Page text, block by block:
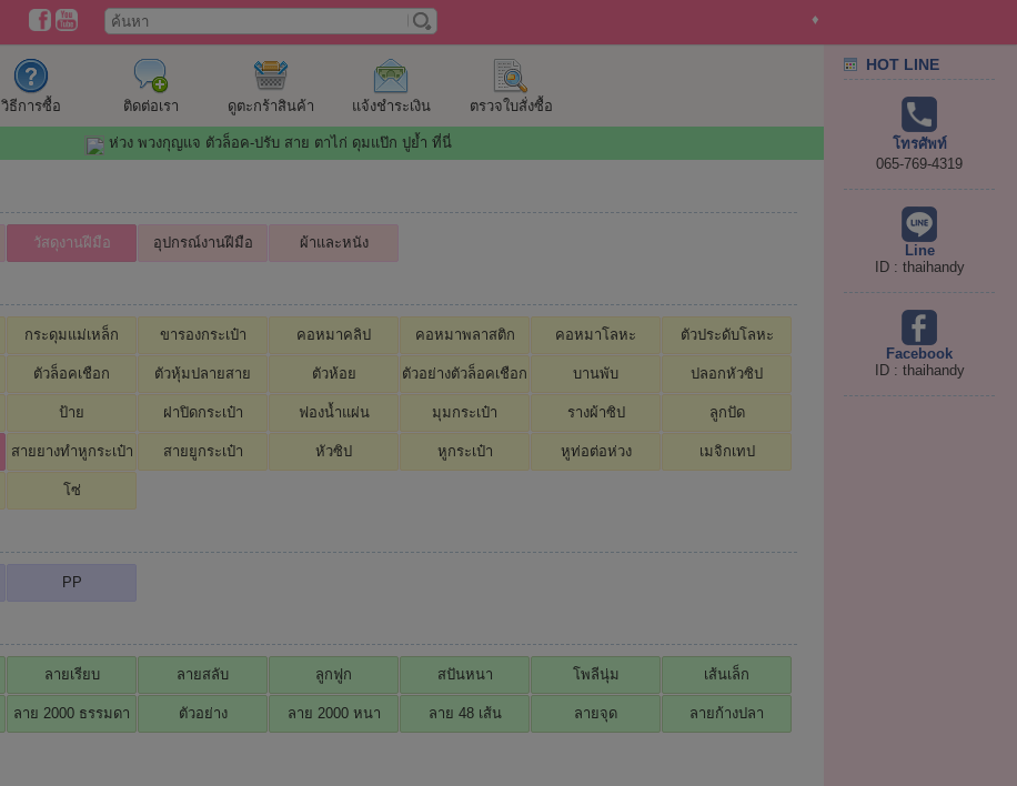
♦
HOT LINE
โทรศัพท์
065-769-4319
Line
ID : thaihandy
Facebook
ID : thaihandy
วิธีการซื้อ ติดต่อเรา ดูตะกร้าสินค้า แจ้งชำระเงิน ตรวจใบสั่งซื้อ
ห่วง พวงกุญแจ ตัวล็อค-ปรับ สาย ตาไก่ ดุมแป๊ก ปูย้ำ ที่นี่
วัสดุงานฝีมือ อุปกรณ์งานฝีมือ ผ้าและหนัง
กระดุมแม่เหล็ก ขารองกระเป๋า คอหมาคลิป คอหมาพลาสติก คอหมาโลหะ ตัวประดับโลหะ
ตัวล็อคเชือก ตัวหุ้มปลายสาย ตัวห้อย ตัวอย่างตัวล็อคเชือก บานพับ ปลอกหัวซิป
ป้าย ฝาปิดกระเป๋า ฟองน้ำแผ่น มุมกระเป๋า รางผ้าซิป ลูกปัด
สายยางทำหูกระเป๋า สายยูกระเป๋า หัวซิป หูกระเป๋า หูท่อต่อห่วง เมจิกเทป
โซ่
PP
ลายเรียบ ลายสลับ ลูกฟูก สปันหนา โพลีนุ่ม เส้นเล็ก
ลาย 2000 ธรรมดา ตัวอย่าง ลาย 2000 หนา ลาย 48 เส้น ลายจุด ลายก้างปลา